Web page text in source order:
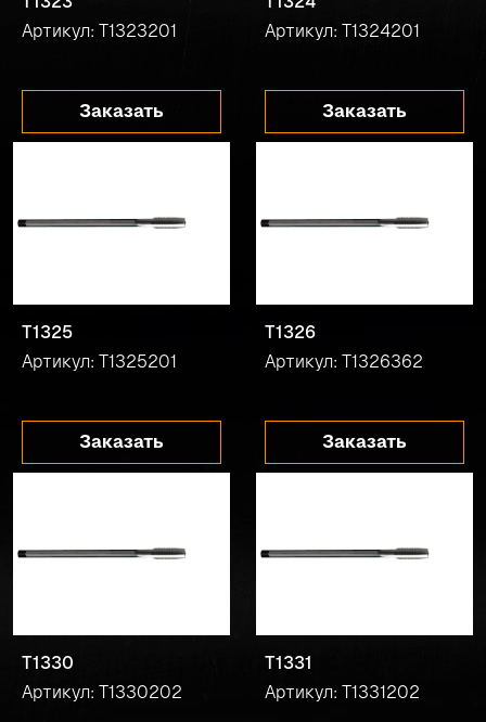
Артикул: T1323201
Заказать
Артикул: T1324201
Заказать
T1325
Артикул: T1325201
Заказать
T1326
Артикул: T1326362
Заказать
T1330
Артикул: T1330202
T1331
Артикул: T1331202